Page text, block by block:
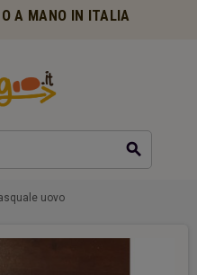
A MANO IN ITALIA
search
uovo